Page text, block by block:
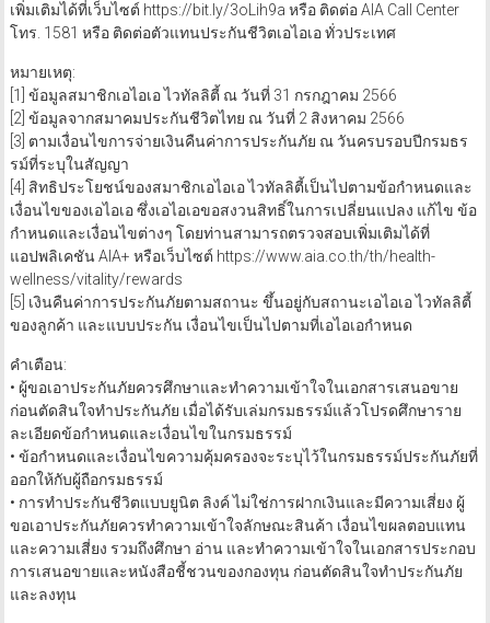
ลูกค้าที่สนใจแบบประกัน AIA Vitality Unit Linked สามารถศึกษาข้อมูล
เพิ่มเติมได้ที่เว็บไซต์ https://bit.ly/3oLih9a หรือ ติดต่อ AIA Call Center
หมายเหตุ:
[1] ข้อมูลสมาชิกเอไอเอ ไวทัลลิตี้ ณ วันที่ 31 กรกฎาคม 2566
[2] ข้อมูลจากสมาคมประกันชีวิตไทย ณ วันที่ 2 สิงหาคม 2566
[3] ตามเงื่อนไขการจ่ายเงินคืนค่าการประกันภัย ณ วันครบรอบปีกรมธร
รม์ที่ระบุในสัญญา
[4] สิทธิประโยชน์ของสมาชิกเอไอเอ ไวทัลลิตี้เป็นไปตามข้อกำหนดและ
เงื่อนไขของเอไอเอ ซึ่งเอไอเอขอสงวนสิทธิ์ในการเปลี่ยนแปลง แก้ไข ข้อ
กำหนดและเงื่อนไขต่างๆ โดยท่านสามารถตรวจสอบเพิ่มเติมได้ที่
แอปพลิเคชัน AIA+ หรือเว็บไซต์ https://www.aia.co.th/th/health-
wellness/vitality/rewards
[5] เงินคืนค่าการประกันภัยตามสถานะ ขึ้นอยู่กับสถานะเอไอเอ ไวทัลลิตี้
คำเตือน:
• ผู้ขอเอาประกันภัยควรศึกษาและทำความเข้าใจในเอกสารเสนอขาย
ก่อนตัดสินใจทำประกันภัย เมื่อได้รับเล่มกรมธรรม์แล้วโปรดศึกษาราย
ละเอียดข้อกำหนดและเงื่อนไขในกรมธรรม์
• ข้อกำหนดและเงื่อนไขความคุ้มครองจะระบุไว้ในกรมธรรม์ประกันภัยที่
ออกให้กับผู้ถือกรมธรรม์
• การทำประกันชีวิตแบบยูนิต ลิงค์ ไม่ใช่การฝากเงินและมีความเสี่ยง ผู้
ขอเอาประกันภัยควรทำความเข้าใจลักษณะสินค้า เงื่อนไขผลตอบแทน
และความเสี่ยง รวมถึงศึกษา อ่าน และทำความเข้าใจในเอกสารประกอบ
การเสนอขายและหนังสือชี้ชวนของกองทุน ก่อนตัดสินใจทำประกันภัย